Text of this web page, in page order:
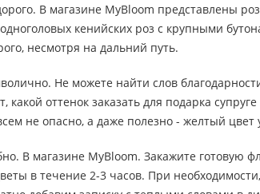
В магазине MyBloom представлены
одноголовых кенийских роз с крупными
несмотря на дальний путь.
Не можете найти слов
какой оттенок заказать для подарка
не опасно, а даже полезно - желтый цвет
В магазине MyBloom. Закажите готовую
в течение 2-3 часов. При